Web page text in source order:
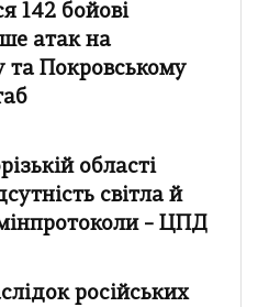
142 бойові
атак на
та Покровському
області
світла й
– ЦПД
російських